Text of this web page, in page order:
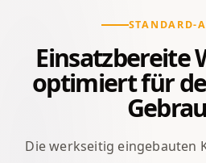
STANDARD-
Einsatzbereite
optimiert für
Die werkseitig eingebauten